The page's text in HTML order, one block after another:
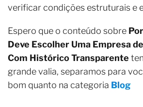
verificar condições estruturais e
Espero que o conteúdo sobre
Deve Escolher Uma Empresa
Com Histórico Transparente
grande valia, separamos para
bom quanto na categoria Blog